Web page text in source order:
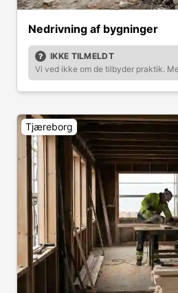
Nedrivning af bygninger
IKKE TILMELDT
Vi ved ikke om de tilbyder praktik.
Tjæreborg